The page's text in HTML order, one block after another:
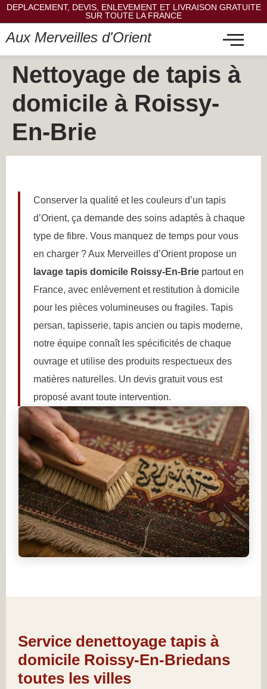
DEPLACEMENT, DEVIS, ENLEVEMENT ET LIVRAISON GRATUITE
SUR TOUTE LA FRANCE
Aux Merveilles d'Orient
Nettoyage de tapis à
domicile à Roissy-
En-Brie
Conserver la qualité et les couleurs d’un tapis
d’Orient, ça demande des soins adaptés à chaque
type de fibre. Vous manquez de temps pour vous
en charger ? Aux Merveilles d’Orient propose un
lavage tapis domicile Roissy-En-Brie partout en
France, avec enlèvement et restitution à domicile
pour les pièces volumineuses ou fragiles. Tapis
persan, tapisserie, tapis ancien ou tapis moderne,
notre équipe connaît les spécificités de chaque
ouvrage et utilise des produits respectueux des
matières naturelles. Un devis gratuit vous est
proposé avant toute intervention.
Service denettoyage tapis à
domicile Roissy-En-Briedans
toutes les villes